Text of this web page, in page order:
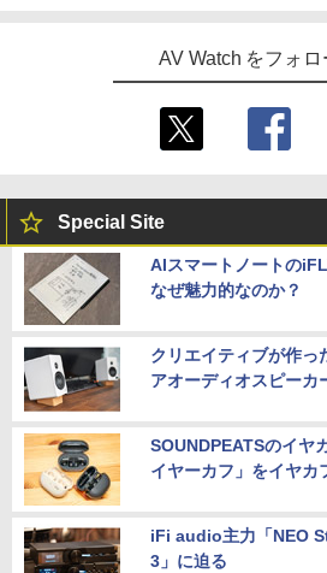
AV Watch をフォロ
Special Site
AIスマートノートの
なぜ魅力的なのか？
クリエイティブが作っ
アオーディオスピーカ
SOUNDPEATSのイヤ
イヤーカフ」をイヤカ
iFi audio主力「NEO
3」に迫る